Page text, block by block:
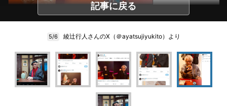
記事に戻る
5/6 綾辻行人さんのX（＠ayatsujiyukito）より